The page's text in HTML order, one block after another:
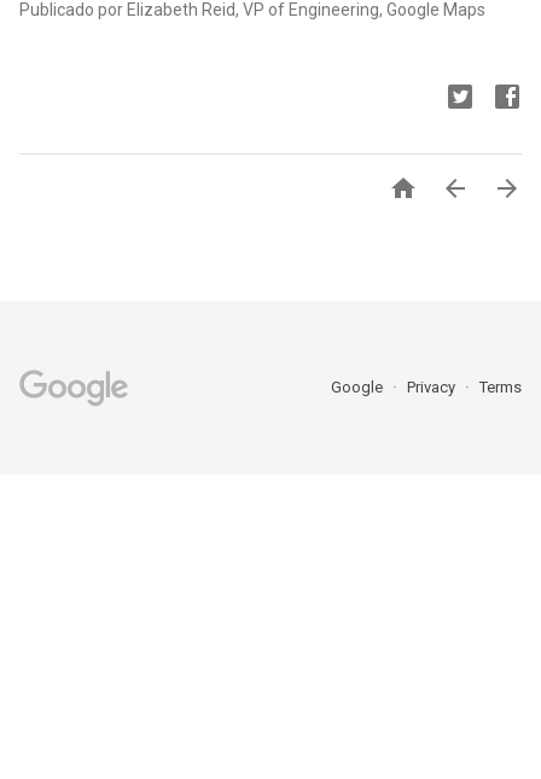
Publicado por Elizabeth Reid, VP of Engineering, Google Maps
  
Google Privacy Terms